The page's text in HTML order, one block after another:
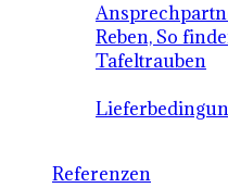
Reben, So
Tafeltrauben
Referenzen